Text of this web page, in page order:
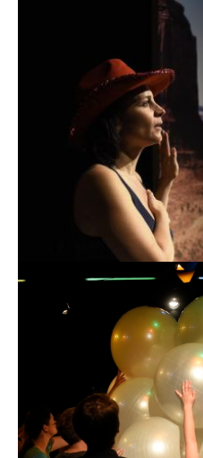
Ein Fest für werdende